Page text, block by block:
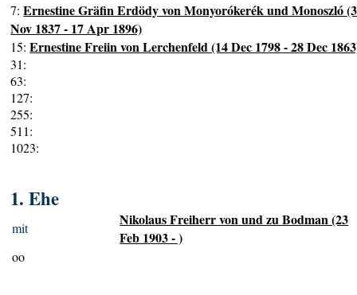
7:Ernestine Gräfin Erdödy von Monyorókerék und Monoszló (3
Nov 1837 - 17 Apr 1896)
15:Ernestine Freiin von Lerchenfeld (14 Dec 1798 - 28 Dec
31:
63:
127:
255:
511:
1023:
1. Ehe
mit
Nikolaus Freiherr von und zu Bodman (23
Feb 1903 - )
oo